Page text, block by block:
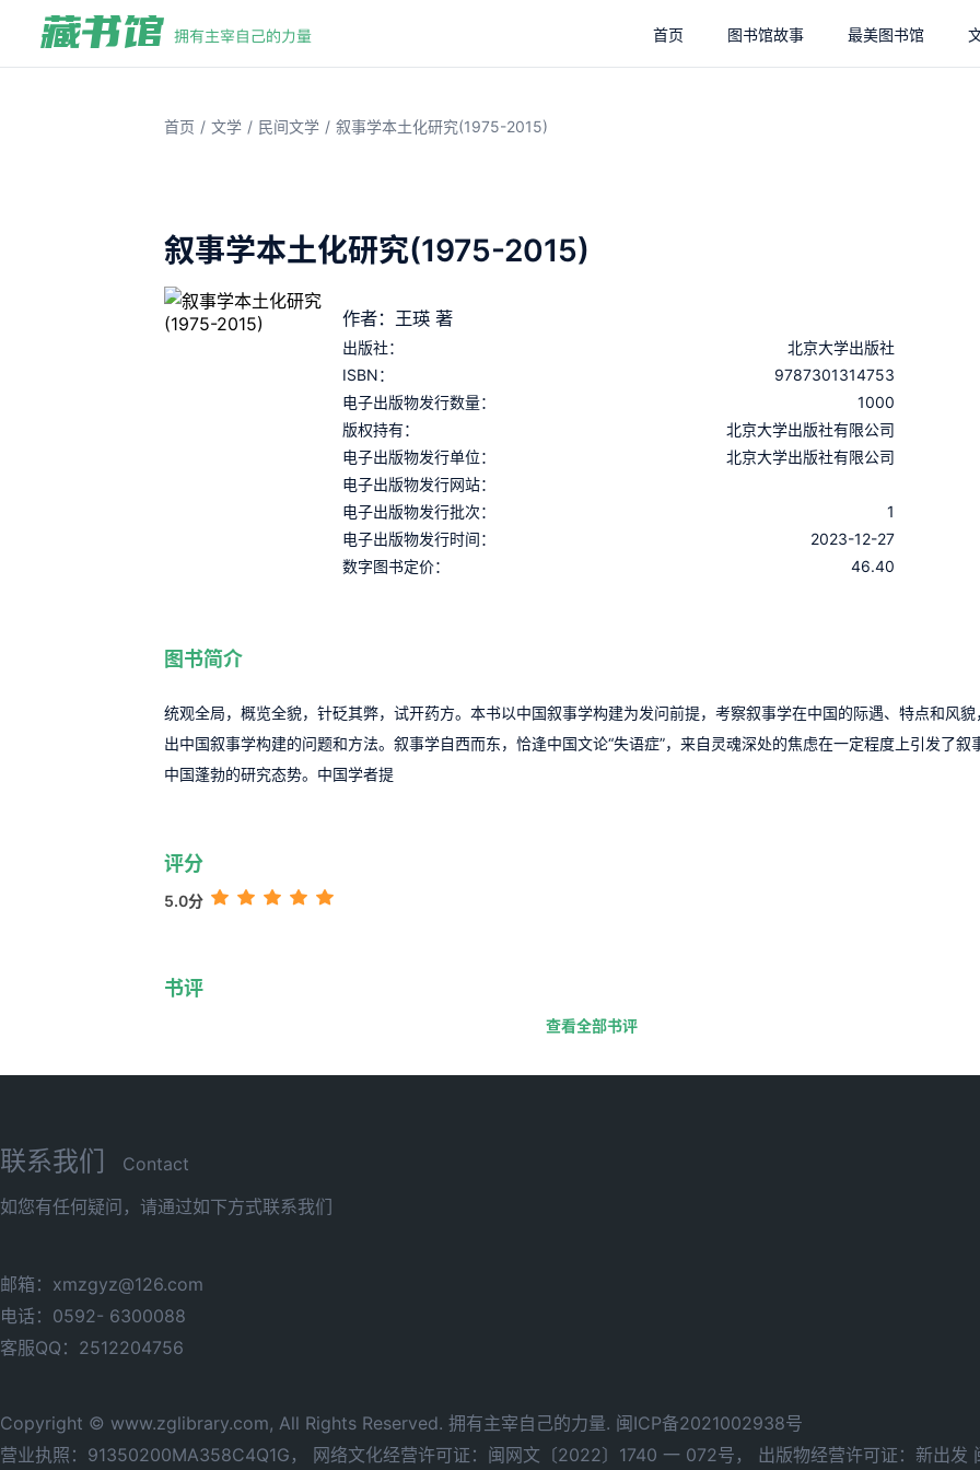
首页 图书馆故事 最美图书馆
首页 / 文学 / 民间文学 / 叙事学本土化研究(1975-2015)
叙事学本土化研究(1975-2015)
作者：王瑛 著
出版社：
北京大学出版社
ISBN：
9787301314753
电子出版物发行数量：
1000
版权持有：
北京大学出版社有限公司
电子出版物发行单位：
北京大学出版社有限公司
电子出版物发行网站：
电子出版物发行批次：
1
电子出版物发行时间：
2023-12-27
数字图书定价：
46.40
图书简介
统观全局，概览全貌，针砭其弊，试开药方。本书以中国叙事学构建为发问前提，考察叙事学在中国的际遇、特点和风貌
出中国叙事学构建的问题和方法。叙事学自西而东，恰逢中国文论“失语症”，来自灵魂深处的焦虑在一定程度上引发了叙
中国蓬勃的研究态势。中国学者提
评分
5.0分
书评
查看全部书评
联系我们
Contact
如您有任何疑问，请通过如下方式联系我们
邮箱：xmzgyz@126.com
电话：0592- 6300088
客服QQ：2512204756
Copyright © www.zglibrary.com, All Rights Reserved. 拥有主宰自己的力量. 闽ICP备2021002938号
营业执照：91350200MA358C4Q1G，
网络文化经营许可证：闽网文〔2022〕1740 一 072号，
出版物经营许可证：新出发